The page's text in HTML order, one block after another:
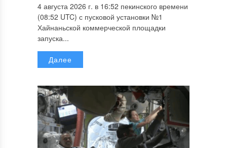
4 августа 2026 г. в 16:52 пекинского времени
(08:52 UTC) с пусковой установки №1
Хайнаньской коммерческой площадки
запуска...
Далее